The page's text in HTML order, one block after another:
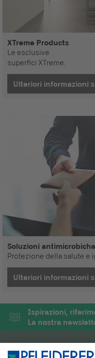
XTreme Products
Le esclusive
superfici XTreme.
Ulteriori informazioni
Soluzioni antimicrobiche
Protezione della salute e
Ulteriori informazioni
Ispirazioni,
La nostra